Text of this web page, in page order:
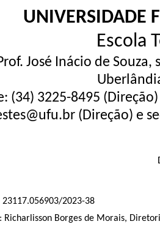
UNIVERSIDADE
Escola
José Inácio de
(34) 3225-8495
(Direção) e
23117.056903/2023-38
Richarlisson Borges de Morais,